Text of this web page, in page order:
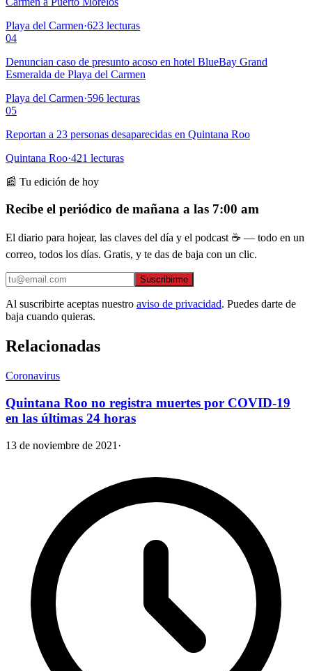
Playa del Carmen·623 lecturas
04
Denuncian caso de presunto acoso en hotel BlueBay Grand
Esmeralda de Playa del Carmen
Playa del Carmen·596 lecturas
05
Reportan a 23 personas desaparecidas en Quintana Roo
Quintana Roo·421 lecturas
📰 Tu edición de hoy
Recibe el periódico de mañana a las 7:00 am
El diario para hojear, las claves del día y el podcast ☕ — todo en un
correo, todos los días. Gratis, y te das de baja con un clic.
Suscribirme
Al suscribirte aceptas nuestro aviso de privacidad. Puedes darte de
baja cuando quieras.
Relacionadas
Coronavirus
Quintana Roo no registra muertes por COVID-19
en las últimas 24 horas
13 de noviembre de 2021 ·